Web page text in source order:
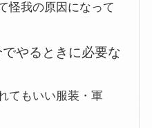
怪我の原因になって
やるときに必要な
てもいい服装・軍